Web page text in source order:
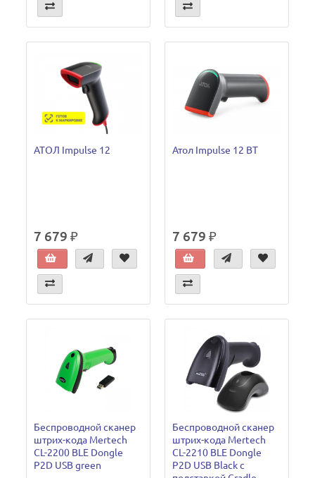
АТОЛ Impulse 12
7 679 ₽
Атол Impulse 12 BT
7 679 ₽
Беспроводной сканер
штрих-кода Mertech
CL-2200 BLE Dongle
P2D USB green
Беспроводной сканер
штрих-кода Mertech
CL-2210 BLE Dongle
P2D USB Black с